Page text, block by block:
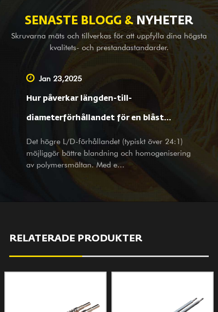
internationella standarder. GⅡ 113 nickelbaserad legering
(senaste 3# stål) skruvcylinder är också en av våra första
produkter; den är tillämplig för legeringsbimetallsvetsning
(PTA). Förutom att tillhandahålla balansutrustning för
kompletta maskinföretag utomlands, är vi också en ledande
leverantör som utför OEM-service, besiktnings- och
karteringshjälp, samt designtjänster för stora och små företag
på hemmaplan. Oavsett om du är vår befintliga partner eller
potentiella kund, med produkter och tjänster välkomnar vi ditt
besök och förfrågningar varmt med våra helhjärtade och
omtänksamma tjänster.
SENASTE BLOGG & NYHETER
Skruvarna mäts och tillverkas för att uppfylla dina högsta
kvalitets- och prestandastandarder.
Jan 23,2025
Hur påverkar längden-till-
diameterförhållandet för en blåst
filmextruderskruv materialbehandling
och filmegenskaper?
Det högre L/D-förhållandet (typiskt över 24:1)
möjliggör bättre blandning och homogenisering
av polymersmältan. Med e...
RELATERADE PRODUKTER